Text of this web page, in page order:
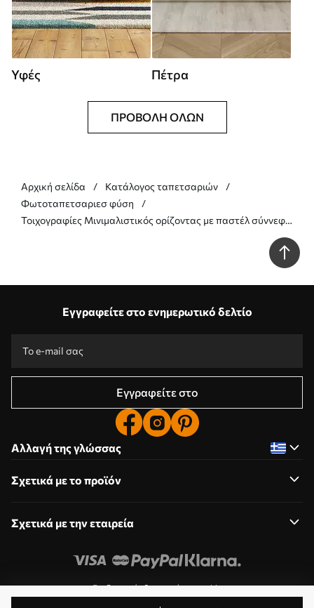
Υφές Πέτρα
ΠΡΟΒΟΛΉ ΌΛΩΝ
Αρχική σελίδα
Κατάλογος ταπετσαριών
Φωτοταπετσαριεσ φύση
Τοιχογραφίες Μινιμαλιστικός ορίζοντας με παστέλ σύννεφα
Εγγραφείτε στο ενημερωτικό δελτίο
Εγγραφείτε στο
Αλλαγή της γλώσσας
Σχετικά με το προϊόν
Σχετικά με την εταιρεία
Επεξεργασία δικαιωμάτων cookie
© 2011-2026 Uwalls . Όλα τα δικαιώματα διατηρούνται.